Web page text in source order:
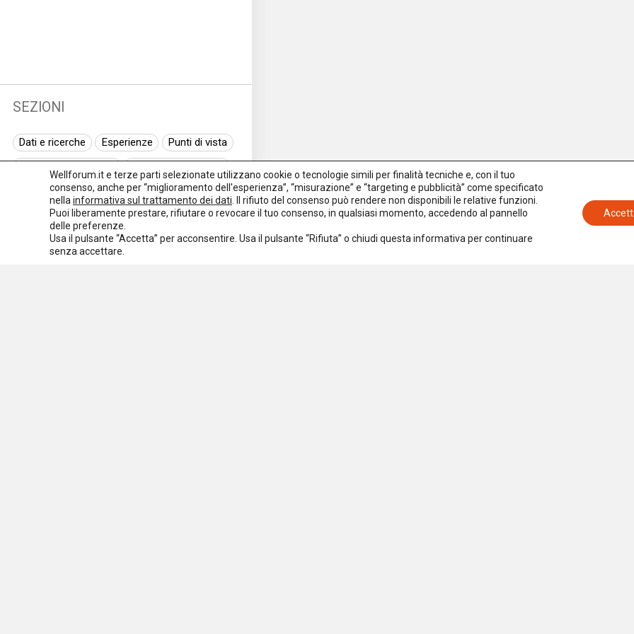
SEZIONI
Dati e ricerche Esperienze
Punti di vista
Normativa europea
Rassegna normativa
I seminari di Welforum
Eventi
Spazio ai promotori
Wellforum.it e terze parti selezionate utilizzano cookie o tecnologie simili per finalità tecniche e, con il tuo
consenso, anche per “miglioramento dell'esperienza”, “misurazione” e “targeting e pubblicità” come specificato
nella informativa sul trattamento dei dati . Il rifiuto del consenso può rendere non disponibili le relative funzioni.
Puoi liberamente prestare, rifiutare o revocare il tuo consenso, in qualsiasi momento, accedendo al pannello
delle preferenze.
Usa il pulsante “Accetta” per acconsentire. Usa il pulsante “Rifiuta” o chiudi questa informativa per continuare
senza accettare.